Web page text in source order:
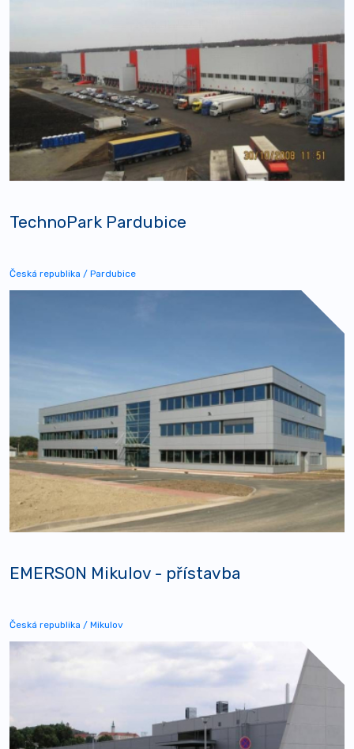
TechnoPark Pardubice
Česká republika / Pardubice
EMERSON Mikulov - přístavba
Česká republika / Mikulov